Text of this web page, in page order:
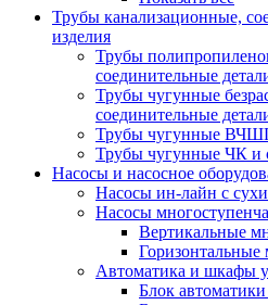
Трубы канализационные,
изделия
Трубы
соединительные
Трубы чугунные
соединительные
Трубы чугунные ВЧШГ
Трубы чугунные ЧК и
Насосы и насосное
Насосы ин-лайн с
Насосы
Вертикальные
Горизонтальные
Автоматика и шкафы
Блок автоматики